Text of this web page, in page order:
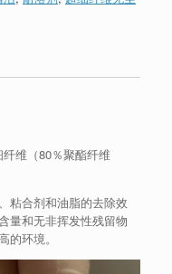
维（80％聚酯纤维
粘合剂和油脂的去除效
量和无非挥发性残留物
环境。